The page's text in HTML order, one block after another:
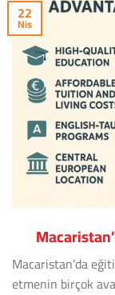
22
Nis
Macaristan’da
etmenin birçok